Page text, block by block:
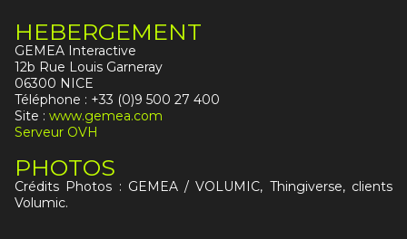
HEBERGEMENT
GEMEA Interactive
12b Rue Louis Garneray
06300 NICE
Téléphone : +33 (0)9 500 27 400
Site : www.gemea.com
Serveur OVH
PHOTOS
Crédits Photos : GEMEA / VOLUMIC, Thingiverse, clients
Volumic.